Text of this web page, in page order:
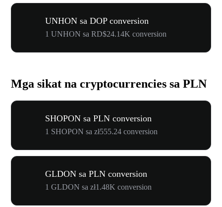
UNHON sa DOP conversion
1 UNHON sa RD$24.14K conversion
Mga sikat na cryptocurrencies sa PLN
SHOPON sa PLN conversion
1 SHOPON sa zł555.24 conversion
GLDON sa PLN conversion
1 GLDON sa zł1.48K conversion